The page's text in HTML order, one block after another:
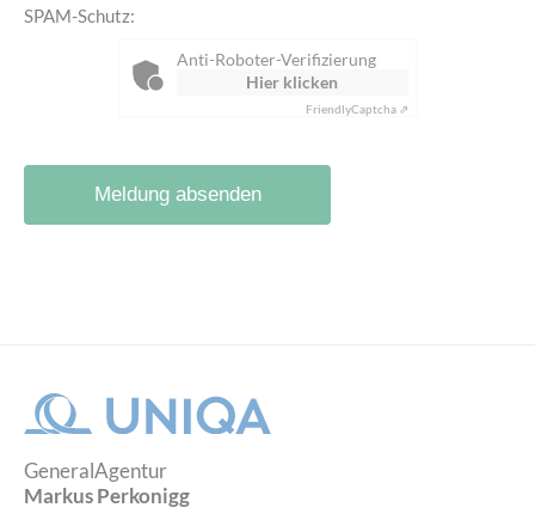
SPAM-Schutz:
Anti-Roboter-Verifizierung
Hier klicken
FriendlyCaptcha ⇗
Meldung absenden
GeneralAgentur
Markus Perkonigg